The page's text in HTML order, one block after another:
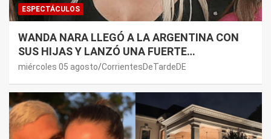
ESPECTÁCULOS
WANDA NARA LLEGÓ A LA ARGENTINA CON
SUS HIJAS Y LANZÓ UNA FUERTE
PREMONICIÓN SOBRE MAURO ICARDI
miércoles 05 agosto CorrientesDeTardeDE